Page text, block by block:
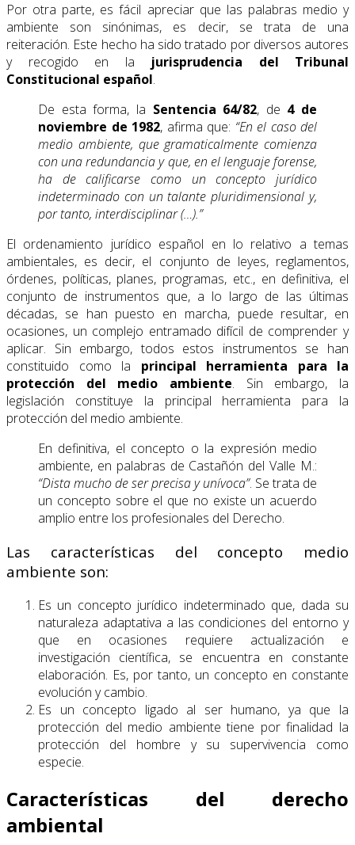
Por otra parte, es fácil apreciar que las palabras medio y
ambiente son sinónimas, es decir, se trata de una
reiteración. Este hecho ha sido tratado por diversos autores
y recogido en la jurisprudencia del Tribunal
Constitucional español.
De esta forma, la Sentencia 64/82, de 4 de
noviembre de 1982, afirma que: “En el caso del
medio ambiente, que gramaticalmente comienza
con una redundancia y que, en el lenguaje forense,
ha de calificarse como un concepto jurídico
indeterminado con un talante pluridimensional y,
por tanto, interdisciplinar (…).”
El ordenamiento jurídico español en lo relativo a temas
ambientales, es decir, el conjunto de leyes, reglamentos,
órdenes, políticas, planes, programas, etc., en definitiva, el
conjunto de instrumentos que, a lo largo de las últimas
décadas, se han puesto en marcha, puede resultar, en
ocasiones, un complejo entramado difícil de comprender y
aplicar. Sin embargo, todos estos instrumentos se han
constituido como la principal herramienta para la
protección del medio ambiente. Sin embargo, la
legislación constituye la principal herramienta para la
protección del medio ambiente.
En definitiva, el concepto o la expresión medio
ambiente, en palabras de Castañón del Valle M.:
“Dista mucho de ser precisa y unívoca”. Se trata de
un concepto sobre el que no existe un acuerdo
amplio entre los profesionales del Derecho.
Las características del concepto medio
ambiente son:
Es un concepto jurídico indeterminado que, dada su
naturaleza adaptativa a las condiciones del entorno y
que en ocasiones requiere actualización e
investigación científica, se encuentra en constante
elaboración. Es, por tanto, un concepto en constante
evolución y cambio.
Es un concepto ligado al ser humano, ya que la
protección del medio ambiente tiene por finalidad la
protección del hombre y su supervivencia como
especie.
Características del derecho
ambiental